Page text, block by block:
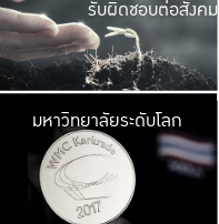
เปิดประ
และพบเรื่องราวใ
รับผิดชอบต่อสังคม
มหาวิ
เปลี่ยนแปลง แล
เพื่อทำง
ระบบสารสนเทศ
มหาวิทยาลัยระดับโลก